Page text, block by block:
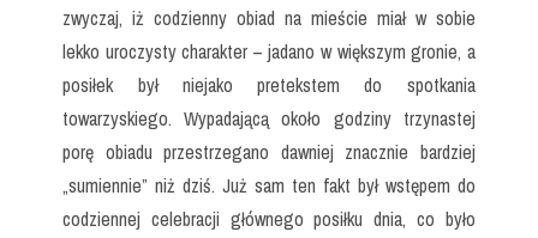
zwyczaj, iż codzienny obiad na mieście miał w sobie
lekko uroczysty charakter – jadano w większym gronie, a
posiłek był niejako pretekstem do spotkania
towarzyskiego. Wypadającą około godziny trzynastej
porę obiadu przestrzegano dawniej znacznie bardziej
„sumiennie” niż dziś. Już sam ten fakt był wstępem do
codziennej celebracji głównego posiłku dnia, co było